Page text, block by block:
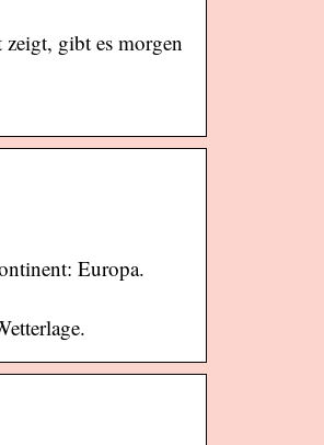
gibt es morgen
Europa.